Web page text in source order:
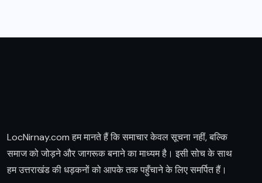
LocNirnay.com हम मानते हैं कि समाचार केवल सूचना नहीं, बल्कि
समाज को जोड़ने और जागरूक बनाने का माध्यम है। इसी सोच के साथ
हम उत्तराखंड की धड़कनों को आपके तक पहुँचाने के लिए समर्पित हैं।